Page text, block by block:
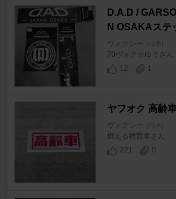
D.A.D /
N OSAKAステ
ヴォクシー [70系]
70ヴォク☆ゆうさん
12
1
ヤフオク 高齢
ヴォクシー [70系]
燃える教育車さん
221
0